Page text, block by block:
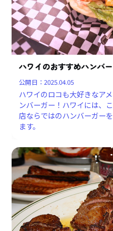
ハワイのおすすめハンバ
公開日：2025.04.05
ハワイのロコも大好きなア
ンバーガー！ハワイには、
店ならではのハンバーガー
ます。